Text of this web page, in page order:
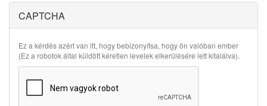
CAPTCHA
Ez a kérdés azért van itt, hogy bebizonyítsa, hogy ön valóban ember
(Ez a robotok által küldött kéretlen levelek elkerülésére lett kitalálva).